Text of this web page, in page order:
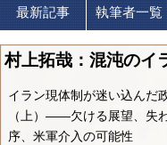
最新記事 執筆者一覧
村上拓哉：混沌のイ
イラン現体制が迷い込んだ
（上）――欠ける展望、失
序、米軍介入の可能性